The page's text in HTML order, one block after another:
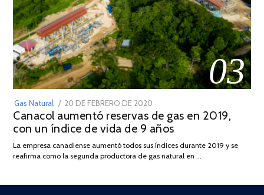
03
Gas Natural
POSTED
ON
20 DE FEBRERO DE 2020
DE
JULIO
2025
Canacol aumentó reservas de gas en 2019,
con un índice de vida de 9 años
La empresa canadiense aumentó todos sus índices durante 2019 y se
reafirma como la segunda productora de gas natural en …